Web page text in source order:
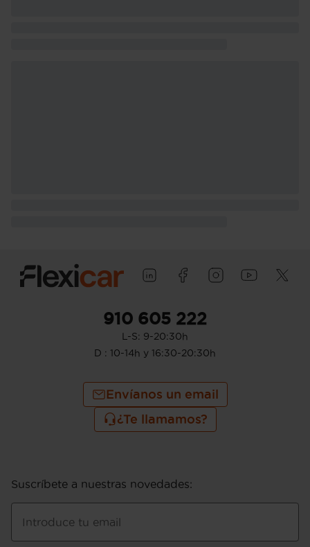
910 605 222
L-S: 9-20:30h
D : 10-14h y 16:30-20:30h
Envíanos un email
¿Te llamamos?
Suscríbete a nuestras novedades:
Introduce tu email